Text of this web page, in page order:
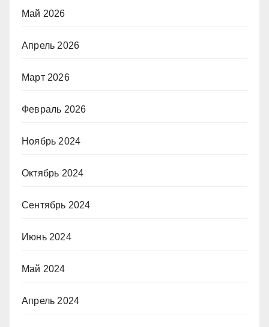
Май 2026
Апрель 2026
Март 2026
Февраль 2026
Ноябрь 2024
Октябрь 2024
Сентябрь 2024
Июнь 2024
Май 2024
Апрель 2024